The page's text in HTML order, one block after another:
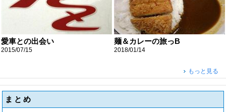
愛車との出会い
2015/07/15
麺＆カレーの旅っB
2018/01/14
もっと見る
まとめ